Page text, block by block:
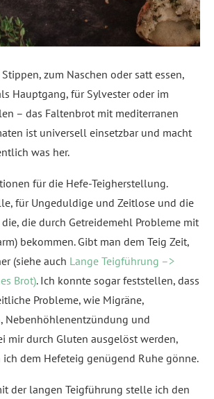
zum Naschen oder satt essen,
Hauptgang, für Sylvester oder im
– das Faltenbrot mit mediterranen
ist universell einsetzbar und macht
was her.
für die Hefe-Teigherstellung.
für Ungeduldige und Zeitlose und die
die, die durch Getreidemehl Probleme mit
bekommen. Gibt man dem Teig Zeit,
(siehe auch Lange Teigführung –>
Brot). Ich konnte sogar feststellen, dass
Probleme, wie Migräne,
Nebenhöhlenentzündung und
mir durch Gluten ausgelöst werden,
dem Hefeteig genügend Ruhe gönne.
der langen Teigführung stelle ich den